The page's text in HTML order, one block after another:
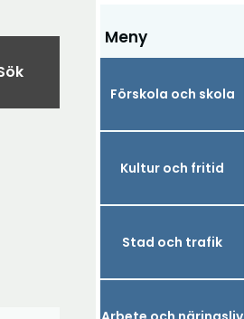
Meny
Förskola och skola
Kultur och fritid
Stad och trafik